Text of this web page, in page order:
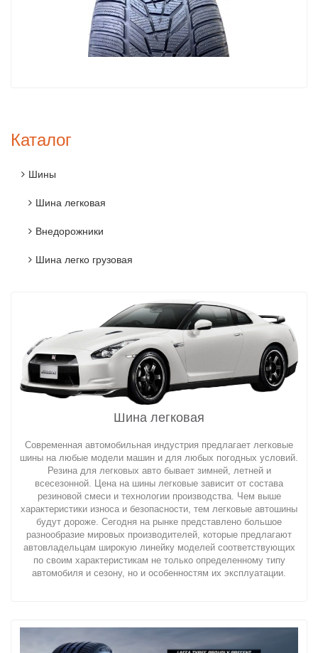
Каталог
Шины
Шина легковая
Внедорожники
Шина легко грузовая
Шина легковая
Современная автомобильная индустрия предлагает легковые
шины на любые модели машин и для любых погодных условий.
Резина для легковых авто бывает зимней, летней и
всесезонной. Цена на шины легковые зависит от состава
резиновой смеси и технологии производства. Чем выше
характеристики износа и безопасности, тем легковые автошины
будут дороже. Сегодня на рынке представлено большое
разнообразие мировых производителей, которые предлагают
автовладельцам широкую линейку моделей соответствующих
по своим характеристикам не только определенному типу
автомобиля и сезону, но и особенностям их эксплуатации.